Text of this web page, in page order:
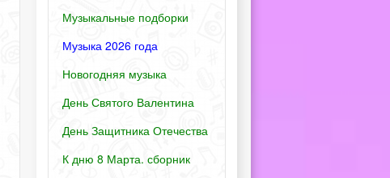
Музыкальные подборки
Музыка 2026 года
Новогодняя музыка
День Святого Валентина
День Защитника Отечества
К дню 8 Марта. сборник